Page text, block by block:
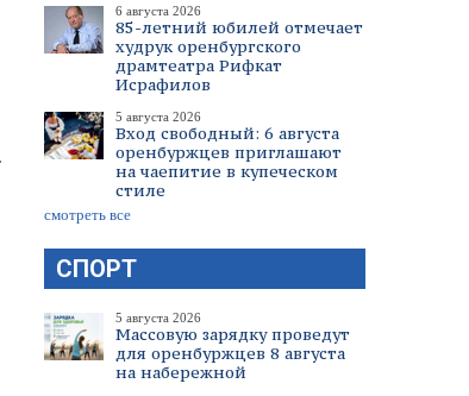
6 августа 2026
85-летний юбилей отмечает
худрук оренбургского
драмтеатра Рифкат
Исрафилов
5 августа 2026
Вход свободный: 6 августа
оренбуржцев приглашают
на чаепитие в купеческом
стиле
смотреть все
СПОРТ
5 августа 2026
Массовую зарядку проведут
для оренбуржцев 8 августа
на набережной